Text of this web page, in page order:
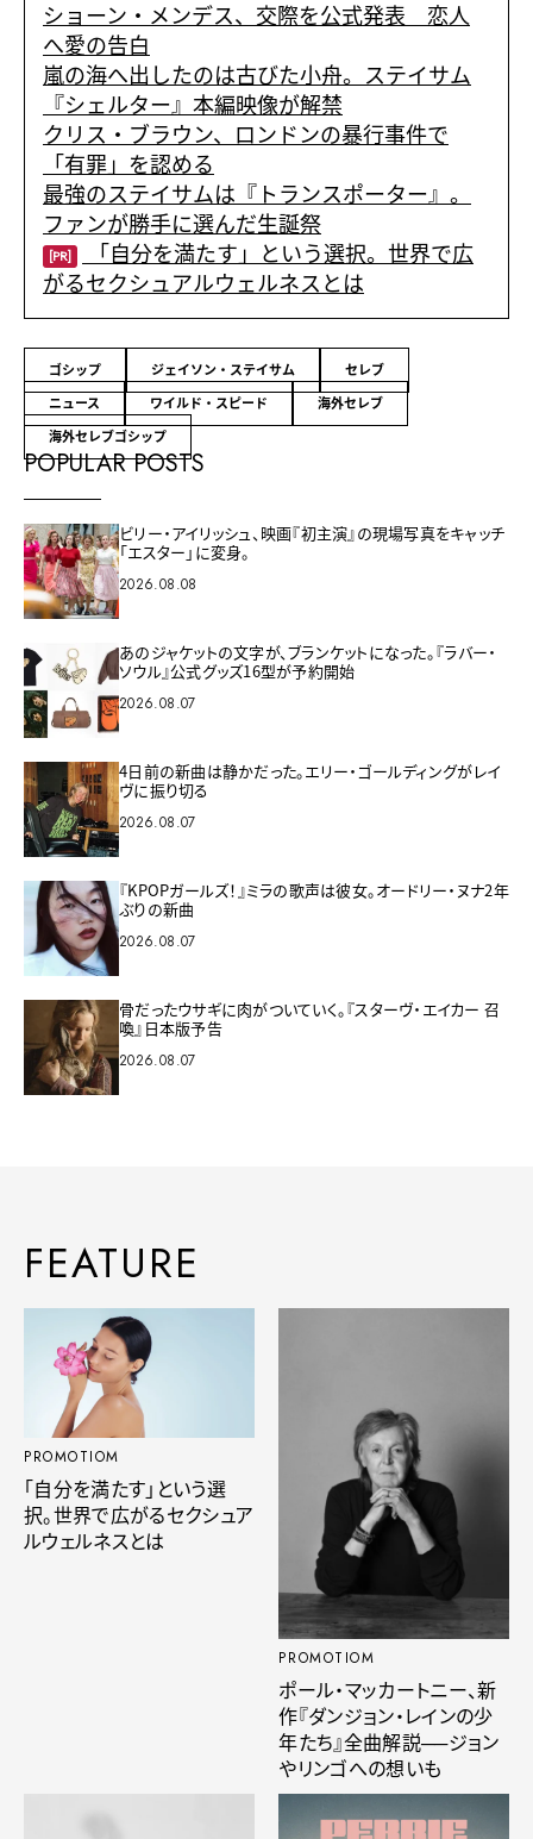
ショーン・メンデス、交際を公式発表 恋人
へ愛の告白
嵐の海へ出したのは古びた小舟。ステイサム
『シェルター』本編映像が解禁
クリス・ブラウン、ロンドンの暴行事件で
「有罪」を認める
最強のステイサムは『トランスポーター』。
ファンが勝手に選んだ生誕祭
[PR]
「自分を満たす」という選択。世界で広
がるセクシュアルウェルネスとは
ゴシップ ジェイソン・ステイサム
セレブ
ニュース
ワイルド・スピード
海外セレブ
海外セレブゴシップ
POPULAR POSTS
ビリー・アイリッシュ、映画『初主演』の現場写真をキャッチ
「エスター」に変身。
2026.08.08
あのジャケットの文字が、ブランケットになった。『ラバー・
ソウル』公式グッズ16型が予約開始
2026.08.07
4日前の新曲は静かだった。エリー・ゴールディングがレイ
ヴに振り切る
2026.08.07
『KPOPガールズ！』ミラの歌声は彼女。オードリー・ヌナ2年
ぶりの新曲
2026.08.07
骨だったウサギに肉がついていく。『スターヴ・エイカー 召
喚』日本版予告
2026.08.07
FEATURE
PROMOTIOM
「自分を満たす」という選
択。世界で広がるセクシュア
ルウェルネスとは
PROMOTIOM
ポール・マッカートニー、新
作『ダンジョン・レインの少
年たち』全曲解説──ジョン
やリンゴへの想いも